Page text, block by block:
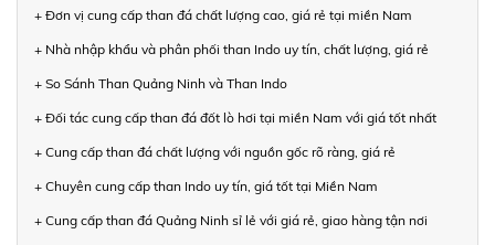
+ Đơn vị cung cấp than đá chất lượng cao, giá rẻ tại miền Nam
+ Nhà nhập khẩu và phân phối than Indo uy tín, chất lượng, giá rẻ
+ So Sánh Than Quảng Ninh và Than Indo
+ Đối tác cung cấp than đá đốt lò hơi tại miền Nam với giá tốt nhất
+ Cung cấp than đá chất lượng với nguồn gốc rõ ràng, giá rẻ
+ Chuyên cung cấp than Indo uy tín, giá tốt tại Miền Nam
+ Cung cấp than đá Quảng Ninh sỉ lẻ với giá rẻ, giao hàng tận nơi